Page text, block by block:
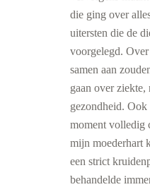
die ging over
uitersten die de
voorgelegd.
samen aan
gaan over ziekte,
gezondheid.
moment volledig
mijn moederhart
een strict
behandelde